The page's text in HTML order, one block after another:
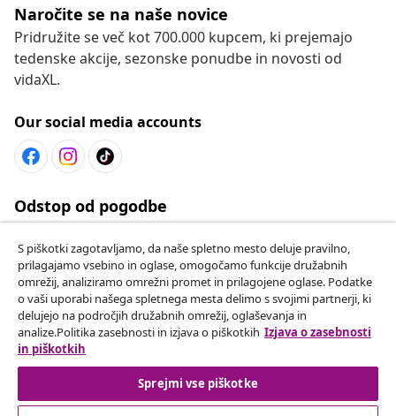
Naročite se na naše novice
Pridružite se več kot 700.000 kupcem, ki prejemajo
tedenske akcije, sezonske ponudbe in novosti od
vidaXL.
Our social media accounts
Odstop od pogodbe
Oddaj zahtevek za odstop od naročila.
Odstop od pogodbe
Podpora za stranke
Poslovanje
S piškotki zagotavljamo, da naše spletno mesto deluje pravilno,
prilagajamo vsebino in oglase, omogočamo funkcije družabnih
omrežij, analiziramo omrežni promet in prilagojene oglase. Podatke
o vaši uporabi našega spletnega mesta delimo s svojimi partnerji, ki
delujejo na področjih družabnih omrežij, oglaševanja in
analize.Politika zasebnosti in izjava o piškotkih Izjava o zasebnosti
in piškotkih
Sprejmi vse piškotke